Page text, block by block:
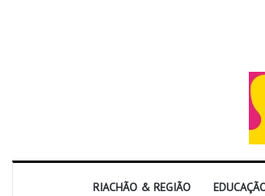
RIACHÃO & REGIÃO